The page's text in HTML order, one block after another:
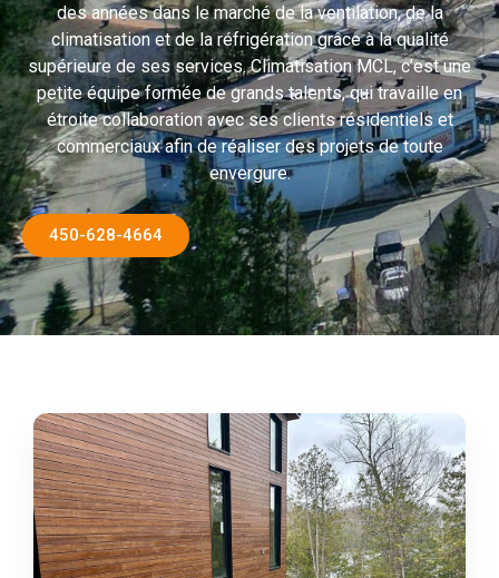
des années dans le marché de la ventilation, de la
climatisation et de la réfrigération grâce à la qualité
supérieure de ses services. Climatisation MCL, c’est une
petite équipe formée de grands talents, qui travaille en
étroite collaboration avec ses clients résidentiels et
commerciaux afin de réaliser des projets de toute
envergure.
450-628-4664